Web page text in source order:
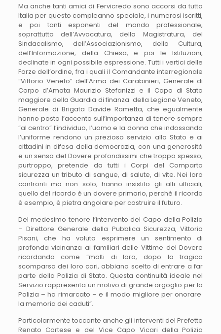
Ma anche tanti amici di Fervicredo sono accorsi da tutta
Italia per questo compleanno speciale, i numerosi iscritti,
e poi tanti esponenti del mondo professionale,
soprattutto dell’Avvocatura, della Magistratura, del
Sindacalismo, dell’Associazionismo, della Cultura,
dell’Informazione, della Chiesa, e poi le Istituzioni,
declinate in ogni possibile espressione. Tutti i vertici delle
Forze dell’ordine, fra i quali il Comandante interregionale
“Vittorio Veneto” dell’Arma dei Carabinieri, Generale di
Corpo d’Amata Maurizio Stefanizzi e il Capo di Stato
maggiore della Guardia di finanza della Legione Veneto,
Generale di Brigata Davide Rametta, che egualmente
hanno posto l’accento sull’importanza di tenere sempre
“al centro” l’individuo, l’uomo e la donna che indossando
l’uniforme rendono un prezioso servizio allo Stato e ai
cittadini in difesa della democrazia, con una generosità
e un senso del Dovere profondissimi che troppo spesso,
purtroppo, pretende da tutti i Corpi del Comparto
sicurezza un tributo di sangue, di salute, di vite. Nei loro
confronti ma non solo, hanno insistito gli alti ufficiali,
quello del ricordo è un dovere primario, perché il ricordo
è esempio, è pietra angolare per costruire il futuro.
Del medesimo tenore l’intervento del Capo della Polizia
– Direttore Generale della Pubblica Sicurezza, Vittorio
Pisani, che ha voluto esprimere un sentimento di
profonda vicinanza ai familiari delle Vittime del Dovere
ricordando come “molti di loro, dopo la tragica
scomparsa dei loro cari, abbiano scelto di entrare a far
parte della Polizia di Stato. Questa continuità ideale nel
Servizio rappresenta un motivo di grande orgoglio per la
Polizia – ha rimarcato – e il modo migliore per onorare
la memoria dei caduti”.
Particolarmente toccante anche gli interventi del Prefetto
Renato Cortese e del Vice Capo Vicari della Polizia